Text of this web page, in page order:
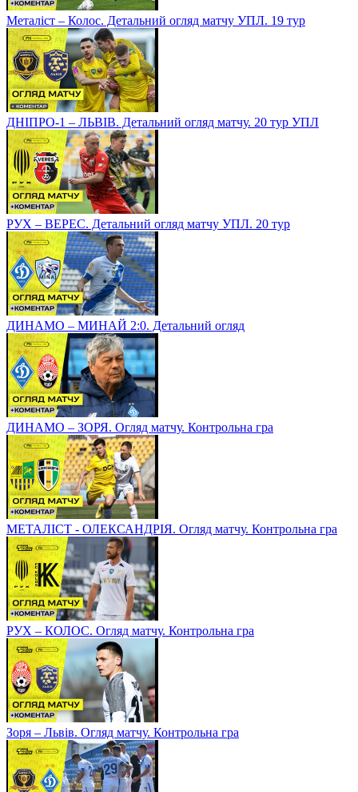
Металіст – Колос. Детальний огляд матчу УПЛ. 19 тур
ДНІПРО-1 – ЛЬВІВ. Детальний огляд матчу. 20 тур УПЛ
РУХ – ВЕРЕС. Детальний огляд матчу УПЛ. 20 тур
ДИНАМО – МИНАЙ 2:0. Детальний огляд
ДИНАМО – ЗОРЯ. Огляд матчу. Контрольна гра
МЕТАЛІСТ - ОЛЕКСАНДРІЯ. Огляд матчу. Контрольна гра
РУХ – КОЛОС. Огляд матчу. Контрольна гра
Зоря – Львів. Огляд матчу. Контрольна гра